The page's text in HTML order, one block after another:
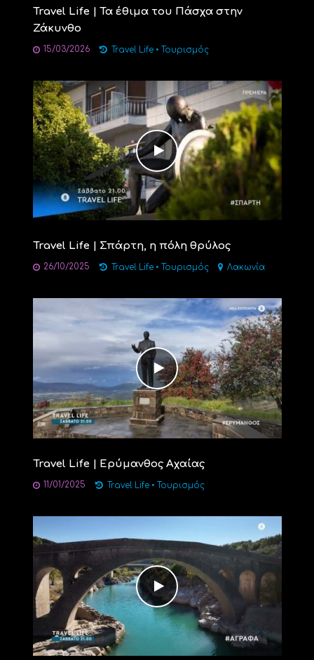
Travel Life | Τα έθιμα του Πάσχα στην
Ζάκυνθο
15/03/2026 Travel Life • Τουρισμός
Travel Life | Σπάρτη, η πόλη θρύλος
26/10/2025 Travel Life • Τουρισμός Λακωνία
Travel Life | Ερύμανθος Αχαίας
11/01/2025 Travel Life • Τουρισμός